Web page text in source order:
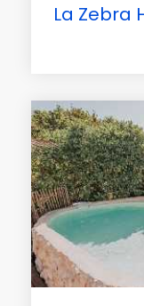
La Zebra